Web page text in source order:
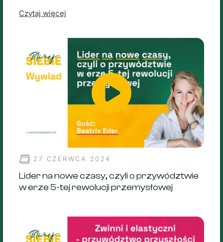
Czytaj więcej
27 CZERWCA 2024
Lider na nowe czasy, czyli o przywództwie
w erze 5-tej rewolucji przemysłowej